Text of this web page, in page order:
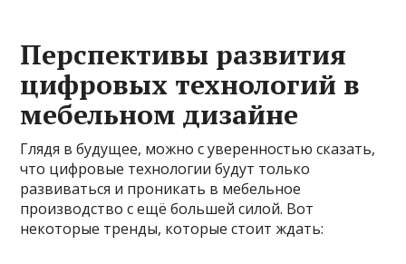
Перспективы развития
цифровых технологий в
мебельном дизайне
Глядя в будущее, можно с уверенностью сказать,
что цифровые технологии будут только
развиваться и проникать в мебельное
производство с ещё большей силой. Вот
некоторые тренды, которые стоит ждать: